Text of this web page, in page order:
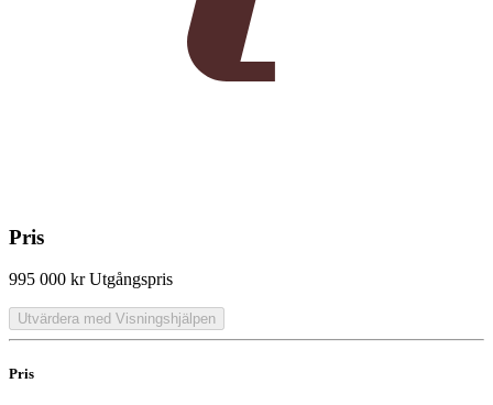
Pris
995 000 kr Utgångspris
Utvärdera med Visningshjälpen
Pris